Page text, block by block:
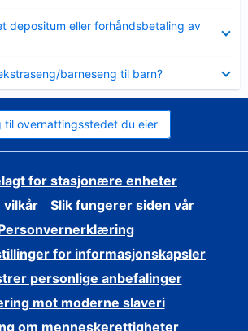
depositum eller forhåndsbetaling av
barneseng til barn?
til overnattingsstedet du eier
for stasjonære enheter
vilkår
Slik fungerer siden vår
for informasjonskapsler
personlige anbefalinger
mot moderne slaveri
om menneskerettigheter